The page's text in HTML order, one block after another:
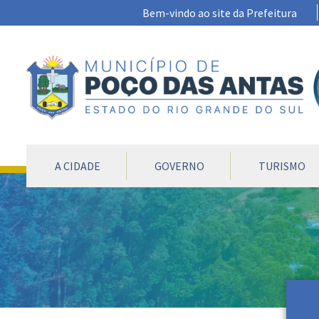
Bem-vindo ao site da Prefeitura
CONTEÚDO DO MENU
A CIDADE GOVERNO TURISMO
Conteúdo Principal